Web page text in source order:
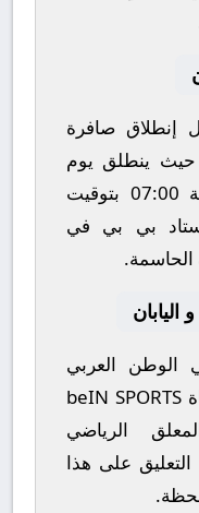
إنطلاق صافرة
, حيث ينطلق يوم
07:00 بتوقيت
بي بي في
اليابان
الوطن العربي
beIN SPORTS
الرياضي
على هذا